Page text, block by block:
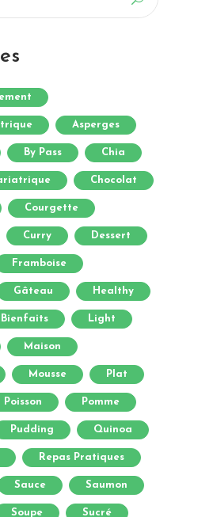
Asperges
By Pass Chia
Chocolat
Courgette
Curry Dessert
Framboise
Gâteau Healthy
Bienfaits Light
Maison
Mousse Plat
Poisson Pomme
Pudding Quinoa
Repas Pratiques
Sauce Saumon
Soupe Sucré